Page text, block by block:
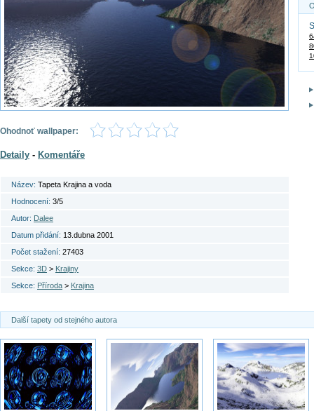
Ohodnoť wallpaper:
Detaily - Komentáře
Název: Tapeta Krajina a voda
Hodnocení: 3/5
Autor: Dalee
Datum přidání: 13.dubna 2001
Počet stažení: 27403
Sekce: 3D > Krajiny
Sekce: Příroda > Krajina
Další tapety od stejného autora